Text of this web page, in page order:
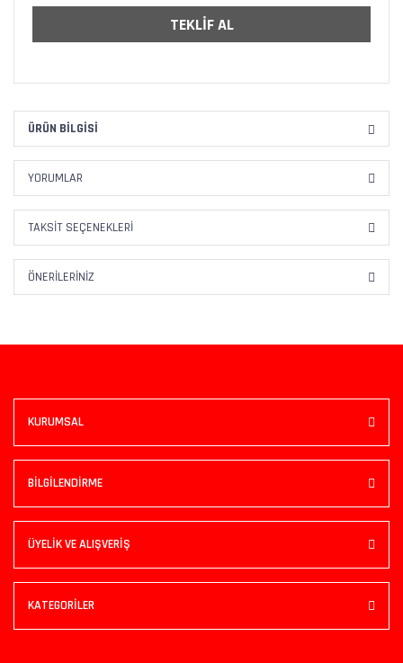
TEKLİF AL
ÜRÜN BILGISI
YORUMLAR
TAKSIT SEÇENEKLERI
ÖNERILERINIZ
KURUMSAL
BİLGİLENDİRME
ÜYELİK VE ALIŞVERİŞ
KATEGORİLER